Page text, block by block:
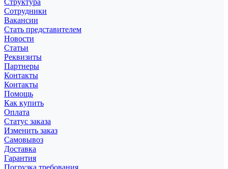
Структура
Сотрудники
Вакансии
Стать представителем
Новости
Статьи
Реквизиты
Партнеры
Контакты
Контакты
Помощь
Как купить
Оплата
Статус заказа
Изменить заказ
Самовывоз
Доставка
Гарантия
Погрузка требования